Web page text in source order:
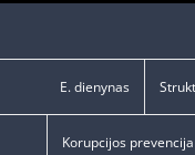
E. dienynas
Korupcijos prevencija